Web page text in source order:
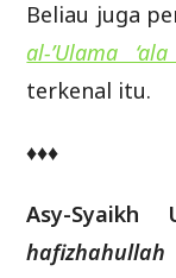
Beliau juga
al-’Ulama
terkenal itu.
♦♦♦
Asy-Syaikh
hafizhahullah